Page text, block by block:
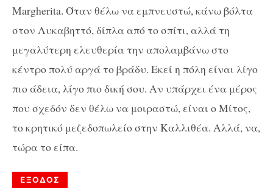
Margherita. Όταν θέλω να εμπνευστώ, κάνω βόλτα
στον Λυκαβηττό, δίπλα από το σπίτι, αλλά τη
μεγαλύτερη ελευθερία την απολαμβάνω στο
κέντρο πολύ αργά το βράδυ. Εκεί η πόλη είναι λίγο
πιο άδεια, λίγο πιο δική σου. Αν υπάρχει ένα μέρος
που σχεδόν δεν θέλω να μοιραστώ, είναι ο Μίτος,
το κρητικό μεζεδοπωλείο στην Καλλιθέα. Αλλά, να,
τώρα το είπα.
ΕΞΟΔΟΣ